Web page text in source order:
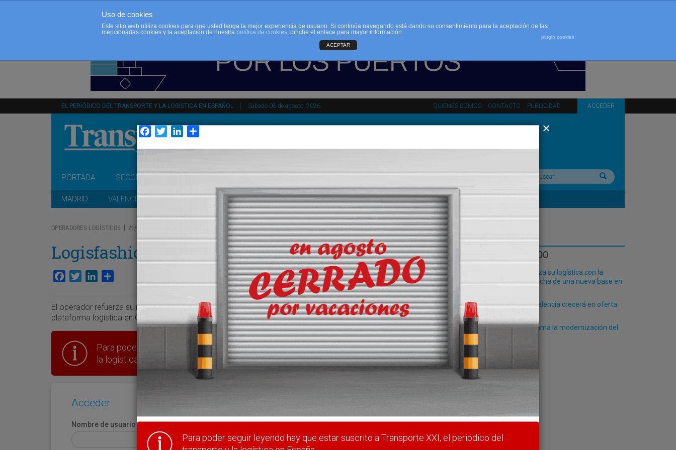
QUIENES SOMOS CONTACTO PUBLICIDAD ACCEDER
EL PERIÓDICO DEL TRANSPORTE Y LA LOGÍSTICA EN ESPAÑOL Sábado 08 de agosto, 2026
PORTADA SECCIONES Buscar:
MADRID VALENCIA CATALUÑA ANDALUCÍA PAÍS VASCO ESPAÑA INTERNACIONAL
OPERADORES LOGÍSTICOS 21/05/2026
Logisfashion optimiza su logística
Facebook
TwitterLinkedIn
El operador refuerza su red operativa en España con el traslado de la actividad de su antiguo centro a una nueva
plataforma logística en Cabanillas del Campo (Guadalajara).
Para poder seguir leyendo hay que estar suscrito a Transporte XXI, el periódico del transporte y
la logística en España.
Acceder
Nombre de usuario Nombre de usuario (elija un nombre)*
LO MÁS LEÍDO
Fribasa refuerza su logística con la
puesta en marcha de una nueva base en
El Puerto de Valencia crecerá en oferta
Algeciras reclama la modernización del
Uso de cookies
Este sitio web utiliza cookies para que usted tenga la mejor experiencia de usuario. Si continúa navegando está dando su consentimiento para la aceptación de las
mencionadas cookies y la aceptación de nuestra política de cookies, pinche el enlace para mayor información.
plugin cookies
ACEPTAR
Facebook
TwitterLinkedIn
Para poder seguir leyendo hay que estar suscrito a Transporte XXI, el periódico del